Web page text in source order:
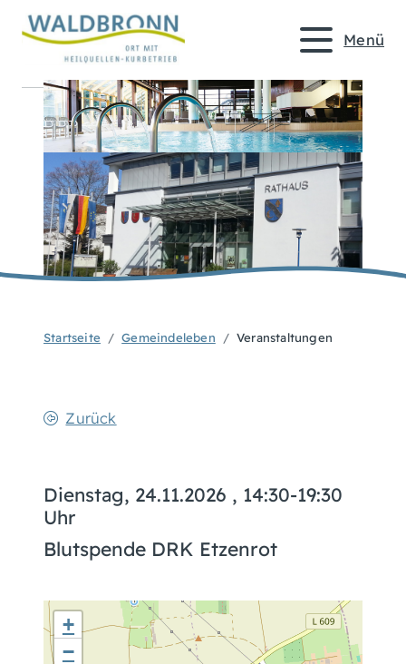
Menü
Startseite Gemeindeleben Veranstaltungen
Zurück
Dienstag, 24.11.2026 , 14:30-19:30
Uhr
Blutspende DRK Etzenrot
+
−